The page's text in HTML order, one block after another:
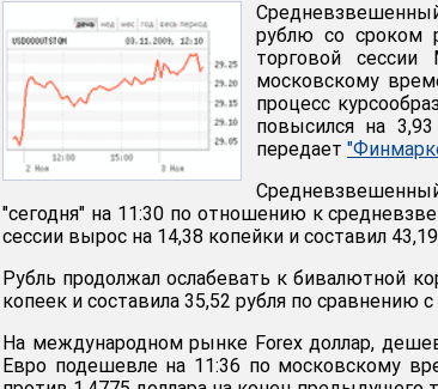
Доллар подорожал на 4 копейки, евро - на 14
рублю со сроком
торговой
московскому
процесс
повысился на
передает
"сегодня" на 11:30 по отношению к
сессии вырос на 14,38 копейки и составил
Рубль продолжал ослабевать к бивалютной
копеек и составила 35,52 рубля по сравнению
На международном рынке Forex доллар,
Евро подешевле на 11:36 по московскому